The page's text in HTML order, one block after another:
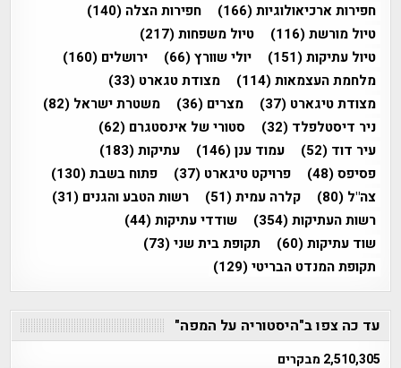
חפירות ארכיאולוגיות(166) חפירות הצלה (140)
טיול מורשת(116) טיול משפחות(217)
טיול עתיקות(151) יולי שוורץ(66) ירושלים (160)
מלחמת העצמאות(114) מצודת טגארט (33)
מצודת טיגארט (37) מצרים (36) משטרת ישראל (82)
ניר דיסטלפלד (32) סטורי של אינסטגרם (62)
עיר דוד (52) עמוד ענן(146) עתיקות(183)
פסיפס(48) פרויקט טיגארט (37) פתוח בשבת(130)
צה"ל (80) קלרה עמית(51) רשות הטבע והגנים (31)
רשות העתיקות(354) שודדי עתיקות(44)
שוד עתיקות(60) תקופת בית שני(73)
תקופת המנדט הבריטי(129)
עד כה צפו ב"היסטוריה על המפה"
2,510,305 מבקרים